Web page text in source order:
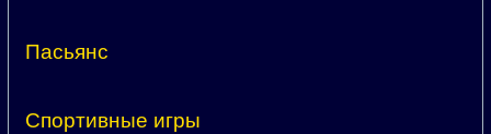
Пасьянс
Спортивные игры